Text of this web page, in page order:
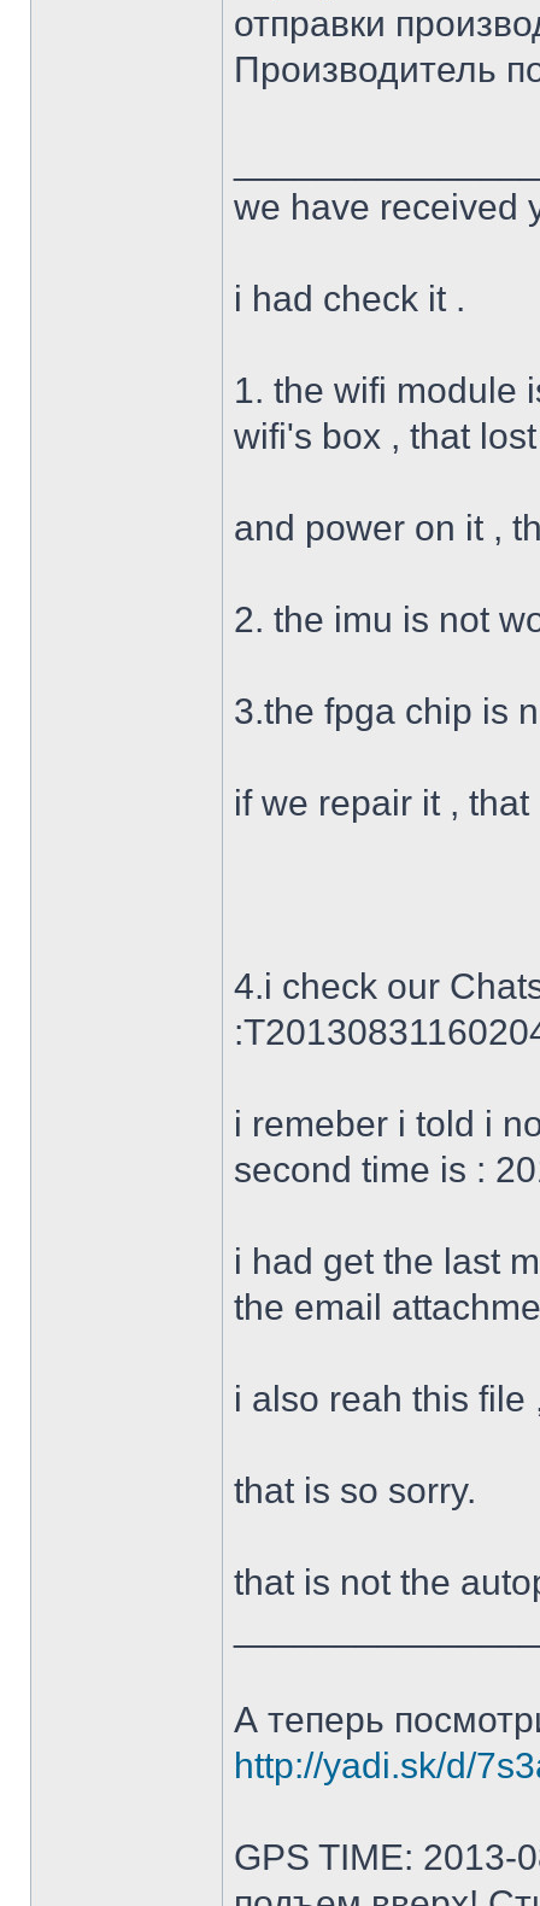
отправки
Производитель
we have received
i had check it .
1. the wifi module
wifi's box , that
and power on it ,
2. the imu is not
3.the fpga chip is
if we repair it ,
4.i check our
i remeber i told i
second time is :
i had get the last
the email
i also reah this file
that is so sorry.
that is not the
А теперь
http://yadi.sk/d/
GPS TIME: 2013-